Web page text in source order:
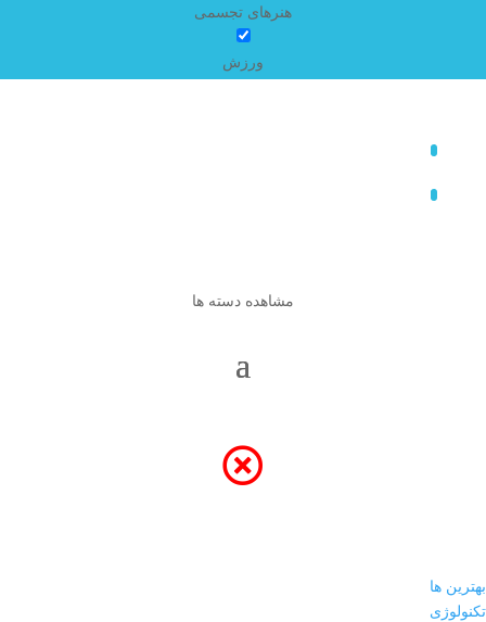
هنرهای تجسمی
ورزش
مشاهده دسته ها
بهترین ها
تکنولوژی